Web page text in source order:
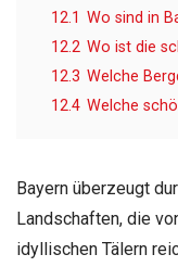
12.1 Wo sind in
12.2 Wo ist die
12.3 Welche
12.4 Welche
Bayern überzeugt
Landschaften, die
idyllischen Tälern